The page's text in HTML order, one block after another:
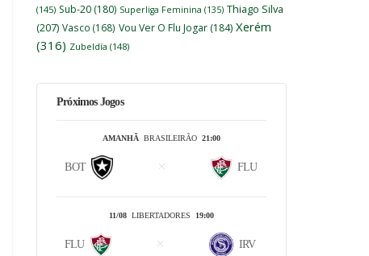
(145) Sub-20 (180) Superliga Feminina (135) Thiago Silva
(207) Vasco (168) Vou Ver O Flu Jogar (184) Xerém
(316) Zubeldía (148)
Próximos Jogos
AMANHÃ BRASILEIRÃO 21:00
BOT FLU
11/08 LIBERTADORES 19:00
FLU IRV